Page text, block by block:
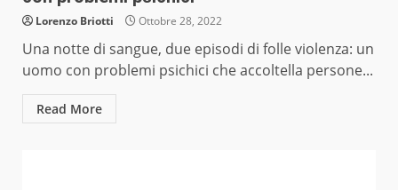
Lorenzo Briotti Ottobre 28, 2022
Una notte di sangue, due episodi di folle violenza: un
uomo con problemi psichici che accoltella persone...
Read More